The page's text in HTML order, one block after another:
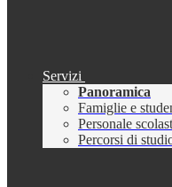
Servizi
Panoramica
Famiglie e
Personale
Percorsi di